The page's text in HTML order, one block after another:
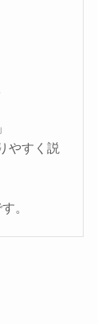
やすく説
。